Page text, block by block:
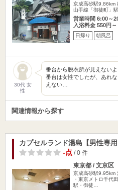
京成高砂駅9.86km
山手線「御徒町」
営業時間 6:00～
入浴料金 550円～
日帰り 朝風呂
30代 女
性
番台から脱衣所が見えない
番台は女性でしたが、あれ
えない…
関連情報から探す
カプセルランド湯島【男性専用
-点/ 0 件
東京都 / 文京区
京成高砂駅9.95km
・東京メトロ千代
駅・御徒…